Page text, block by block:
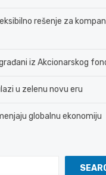
rešenje za
iz Akcionarskog
u zelenu novu eru
globalnu ekonomiju